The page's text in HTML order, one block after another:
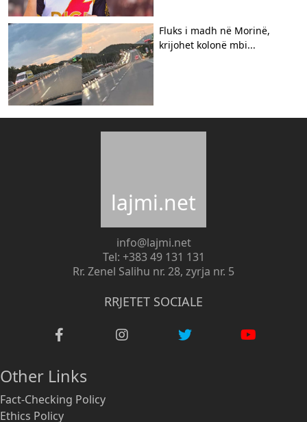
Fluks i madh në Morinë,
krijohet kolonë mbi...
lajmi.net
info@lajmi.net
Tel: +383 49 131 131
Rr. Zenel Salihu nr. 28, zyrja nr. 5
RRJETET SOCIALE
Other Links
Fact-Checking Policy
Ethics Policy